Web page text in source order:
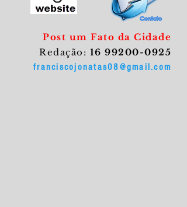
Post um Fato da Cidade
Redação: 16 99200-0925
franciscojonatas08@gmail.com